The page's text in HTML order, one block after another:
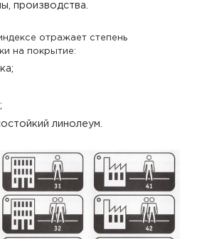
производства.
отражает степень
на покрытие:
линолеум.